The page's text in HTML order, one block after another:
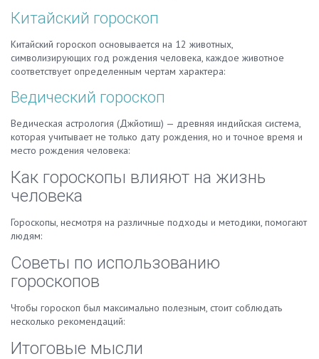
Китайский гороскоп
Китайский гороскоп основывается на 12 животных,
символизирующих год рождения человека, каждое животное
соответствует определенным чертам характера:
Ведический гороскоп
Ведическая астрология (Джйотиш) — древняя индийская система,
которая учитывает не только дату рождения, но и точное время и
место рождения человека:
Как гороскопы влияют на жизнь
человека
Гороскопы, несмотря на различные подходы и методики, помогают
людям:
Советы по использованию
гороскопов
Чтобы гороскоп был максимально полезным, стоит соблюдать
несколько рекомендаций:
Итоговые мысли